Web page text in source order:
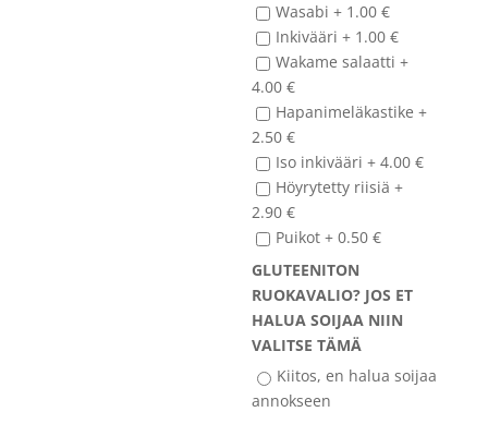
Wasabi + 1.00€
Inkivääri + 1.00€
Wakame salaatti +
4.00€
Hapanimeläkastike +
2.50€
Iso inkivääri +4.00€
Höyrytetty riisiä +
2.90€
Puikot +0.50€
GLUTEENITON
RUOKAVALIO? JOS ET
HALUA SOIJAA NIIN
VALITSE TÄMÄ
Kiitos, en halua soijaa
annokseen